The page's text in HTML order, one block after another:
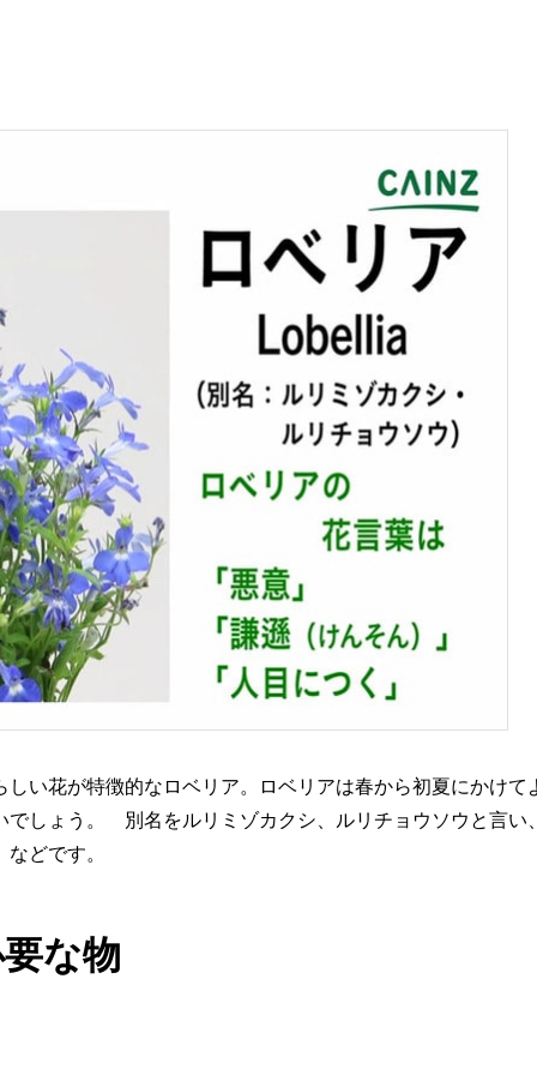
い花が特徴的なロベリア。ロベリアは春から初夏にかけて
でしょう。 別名をルリミゾカクシ、ルリチョウソウと言い
どです。
な物